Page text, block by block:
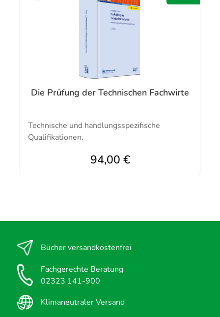
Die Prüfung der Technischen Fachwirte
Technische und handlungsspezifische
Qualifikationen.
94,00 €
Bücher versandkostenfrei
Fachgerechte Beratung
02323 141-900
Klimaneutraler Versand